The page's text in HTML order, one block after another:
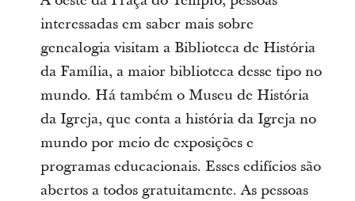
interessadas em saber mais sobre
genealogia visitam a Biblioteca de História
da Família, a maior biblioteca desse tipo no
mundo. Há também o Museu de História
da Igreja, que conta a história da Igreja no
mundo por meio de exposições e
programas educacionais. Esses edifícios são
abertos a todos gratuitamente. As pessoas